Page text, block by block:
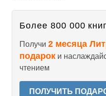
Более 800 000
Получи 2 месяца
подарок и
чтением
ПОЛУЧИТЬ